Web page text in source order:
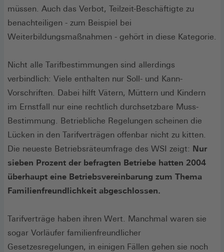
müssen. Auch das Verbot, Teilzeit-Beschäftigte zu
benachteiligen - zum Beispiel bei
Weiterbildungsmaßnahmen - gehört in diese Kategorie.
Nicht alle Tarifbestimmungen sind allerdings
verbindlich: Viele enthalten nur Soll- und Kann-
Vorschriften. Dabei hilft Vätern, Müttern und Kindern
im Ernstfall nur eine rechtlich durchsetzbare Muss-
Bestimmung. Betriebliche Regelungen scheinen die
Lücken in den Tarifverträgen offenbar nicht zu kitten.
Die neueste Betriebsräteumfrage des WSI zeigt: Nur
sieben Prozent der befragten Betriebe hatten 2004
überhaupt eine Betriebsvereinbarung zum Thema
Familienfreundlichkeit abgeschlossen.
Tarifverträge haben ihren Wert. Manchmal waren sie
sogar Vorläufer familienfreundlicher
Gesetzesregelungen, in einigen Fällen gehen sie noch